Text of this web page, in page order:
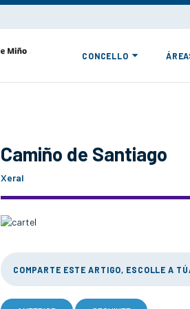
CONCELLO
Camiño de Santiago
Xeral
COMPARTE ESTE ARTIGO, ESCOLLE A